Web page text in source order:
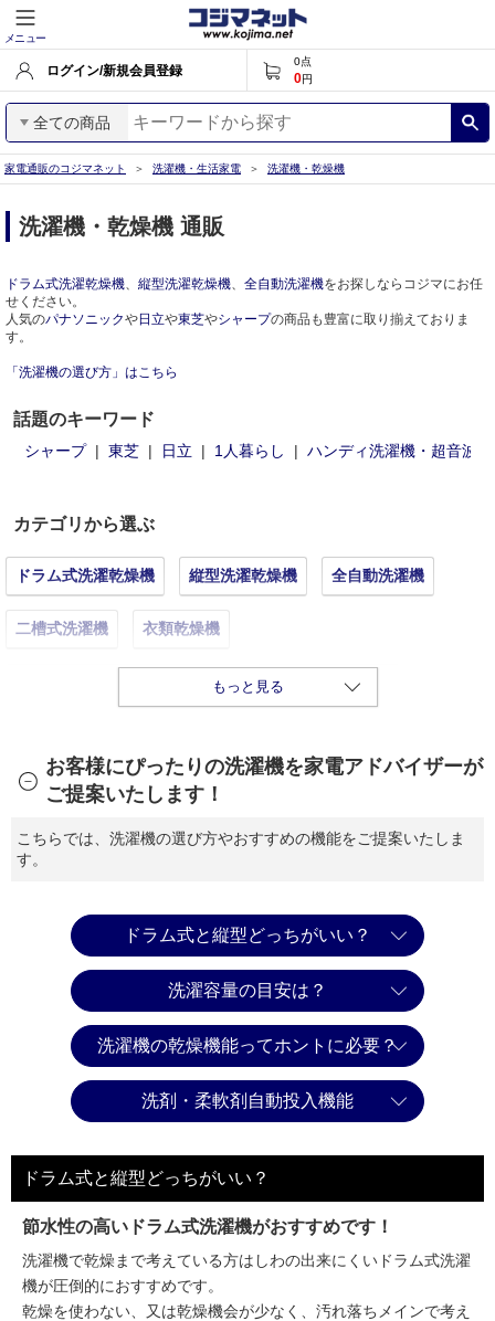
メニュー
ログイン/新規会員登録
0点
0円
全ての商品
家電通販のコジマネット 洗濯機・生活家電 洗濯機・乾燥機
洗濯機・乾燥機 通販
ドラム式洗濯乾燥機、 縦型洗濯乾燥機、 全自動洗濯機をお探しならコジマにお任
せください。
人気のパナソニックや日立や東芝やシャープの商品も豊富に取り揃えておりま
す。
「洗濯機の選び方」はこちら
話題のキーワード
シャープ 東芝 日立 1人暮らし ハンディ洗濯機・超音波
カテゴリから選ぶ
ドラム式洗濯乾燥機 縦型洗濯乾燥機 全自動洗濯機
二槽式洗濯機 衣類乾燥機
ハンディ洗濯機・超音波洗浄機 糸くずフィルター
もっと見る
お客様にぴったりの洗濯機を家電アドバイザーが
ご提案いたします！
こちらでは、洗濯機の選び方やおすすめの機能をご提案いたしま
す。
ドラム式と縦型どっちがいい？
洗濯容量の目安は？
洗濯機の乾燥機能ってホントに必要？
洗剤・柔軟剤自動投入機能
ドラム式と縦型どっちがいい？
節水性の高いドラム式洗濯機がおすすめです！
洗濯機で乾燥まで考えている方はしわの出来にくいドラム式洗濯
機が圧倒的におすすめです。
乾燥を使わない、又は乾燥機会が少なく、汚れ落ちメインで考え